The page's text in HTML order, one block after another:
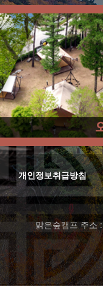
개인정보취급방침
맑은숲캠프 주